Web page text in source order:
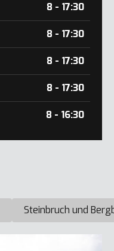
8 - 17:30
8 - 17:30
8 - 17:30
8 - 17:30
8 - 16:30
Steinbruch und